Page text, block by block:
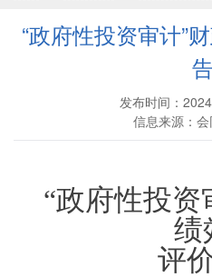
“政府性投资审计”
告
发布时间：
信息来源：
“政府性投资
绩
评